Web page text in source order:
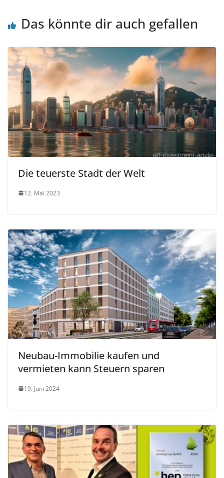
Das könnte dir auch gefallen
Die teuerste Stadt der Welt
12. Mai 2023
Neubau-Immobilie kaufen und
vermieten kann Steuern sparen
19. Juni 2024